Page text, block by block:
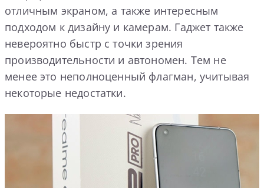
отличным экраном, а также интересным
подходом к дизайну и камерам. Гаджет также
невероятно быстр с точки зрения
производительности и автономен. Тем не
менее это неполноценный флагман, учитывая
некоторые недостатки.